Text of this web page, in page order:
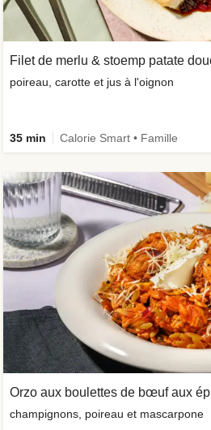
Filet de merlu & stoemp patate
poireau, carotte et jus à l'oignon
35 min Calorie Smart • Famille
Orzo aux boulettes de bœuf aux
champignons, poireau et mascarpone